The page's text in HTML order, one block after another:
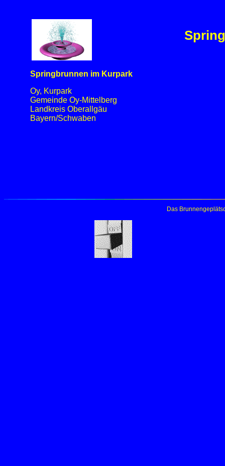
Springbrunnen im Kurpark
Oy, Kurpark
Gemeinde Oy-Mittelberg
Landkreis Oberallgäu
Bayern/Schwaben
Das